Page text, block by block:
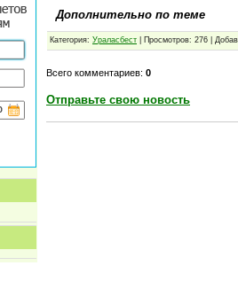
Дополнительно по теме
Категория: Ураласбест | Просмотров: 276 |
Всего комментариев: 0
Отправьте свою новость